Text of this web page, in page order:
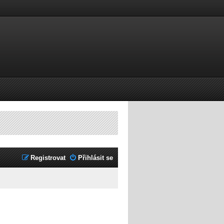
Přihlásit se
Registrovat